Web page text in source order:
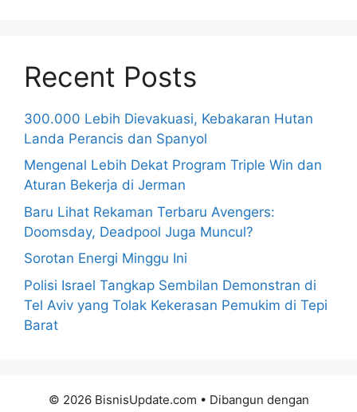
Recent Posts
300.000 Lebih Dievakuasi, Kebakaran Hutan
Landa Perancis dan Spanyol
Mengenal Lebih Dekat Program Triple Win dan
Aturan Bekerja di Jerman
Baru Lihat Rekaman Terbaru Avengers:
Doomsday, Deadpool Juga Muncul?
Sorotan Energi Minggu Ini
Polisi Israel Tangkap Sembilan Demonstran di
Tel Aviv yang Tolak Kekerasan Pemukim di Tepi
Barat
© 2026 BisnisUpdate.com • Dibangun dengan